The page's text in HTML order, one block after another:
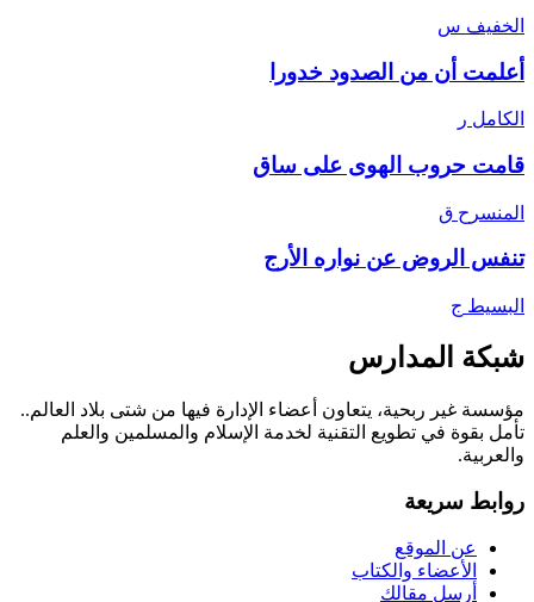
الخفيف س
أعلمت أن من الصدود خدورا
الكامل ر
قامت حروب الهوى على ساق
المنسرح ق
تنفس الروض عن نواره الأرج
البسيط ج
شبكة المدارس
مؤسسة غير ربحية، يتعاون أعضاء الإدارة فيها من شتى بلاد العالم..
تأمل بقوة في تطويع التقنية لخدمة الإسلام والمسلمين والعلم
والعربية.
روابط سريعة
عن الموقع
الأعضاء والكتاب
أرسل مقالك